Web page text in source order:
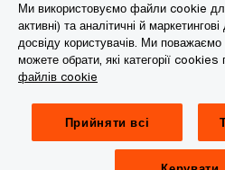
учасник/фірми-учасниці мережі
міжнародна мережа PwC. Кожна
самостійною юридичною
веб-сторінці www.pwc.com/
Конфіденційність
Сookie-файли
Ми використовуємо файли cookie
активні) та аналітичні й
досвіду користувачів. Ми
можете обрати, які категорії cookies
файлів cookie
Прийняти всі